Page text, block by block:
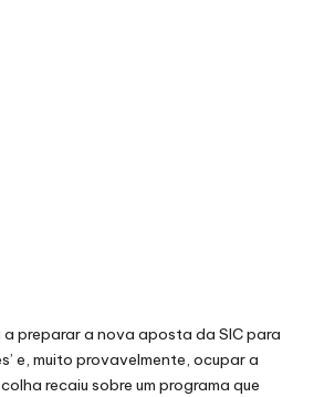
a preparar a nova aposta da SICpara
e, muito provavelmente, ocupar a
recaiu sobre um programa que